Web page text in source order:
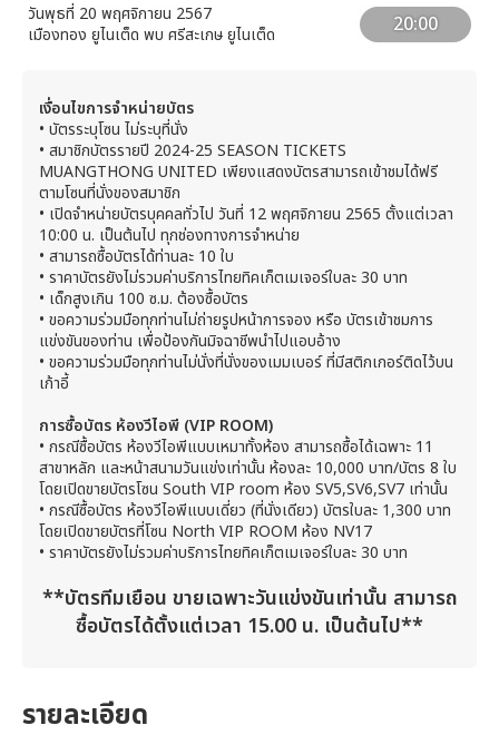
วันพุธที่ 20 พฤศจิกายน 2567
เมืองทอง ยูไนเต็ด พบ ศรีสะเกษ ยูไนเต็ด
20:00
เงื่อนไขการจำหน่ายบัตร
• บัตรระบุโซน ไม่ระบุที่นั่ง
• สมาชิกบัตรรายปี 2024-25 SEASON TICKETS
MUANGTHONG UNITED เพียงแสดงบัตรสามารถเข้าชมได้ฟรี
ตามโซนที่นั่งของสมาชิก
• เปิดจำหน่ายบัตรบุคคลทั่วไป วันที่ 12 พฤศจิกายน 2565 ตั้งแต่เวลา
10:00 น. เป็นต้นไป ทุกช่องทางการจำหน่าย
• สามารถซื้อบัตรได้ท่านละ 10 ใบ
• ราคาบัตรยังไม่รวมค่าบริการไทยทิคเก็ตเมเจอร์ใบละ 30 บาท
• เด็กสูงเกิน 100 ซ.ม. ต้องซื้อบัตร
• ขอความร่วมมือทุกท่านไม่ถ่ายรูปหน้าการจอง หรือ บัตรเข้าชมการ
แข่งขันของท่าน เพื่อป้องกันมิจฉาชีพนำไปแอบอ้าง
• ขอความร่วมมือทุกท่านไม่นั่งที่นั่งของเมมเบอร์ ที่มีสติกเกอร์ติดไว้บน
เก้าอี้
การซื้อบัตร ห้องวีไอพี (VIP ROOM)
• กรณีซื้อบัตร ห้องวีไอพีแบบเหมาทั้งห้อง สามารถซื้อได้เฉพาะ 11
สาขาหลัก และหน้าสนามวันแข่งเท่านั้น ห้องละ 10,000 บาท/บัตร 8 ใบ
โดยเปิดขายบัตรโซน South VIP room ห้อง SV5,SV6,SV7 เท่านั้น
• กรณีซื้อบัตร ห้องวีไอพีแบบเดี่ยว (ที่นั่งเดียว) บัตรใบละ 1,300 บาท
โดยเปิดขายบัตรที่โซน North VIP ROOM ห้อง NV17
• ราคาบัตรยังไม่รวมค่าบริการไทยทิคเก็ตเมเจอร์ใบละ 30 บาท
**บัตรทีมเยือน ขายเฉพาะวันแข่งขันเท่านั้น สามารถ
ซื้อบัตรได้ตั้งแต่เวลา 15.00 น. เป็นต้นไป**
รายละเอียด